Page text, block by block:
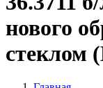
нового
стеклом